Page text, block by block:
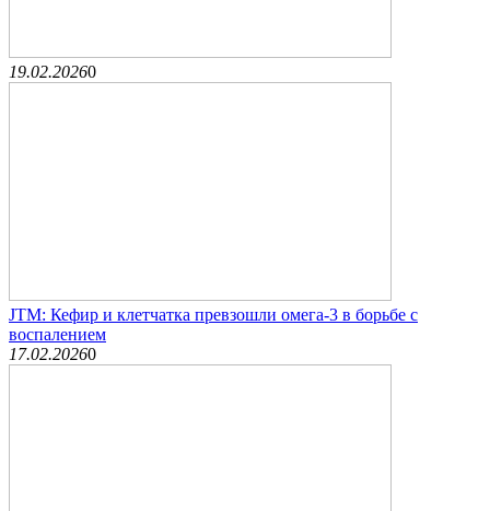
19.02.20260
JTM: Кефир и клетчатка превзошли омега-3 в борьбе с
воспалением
17.02.20260